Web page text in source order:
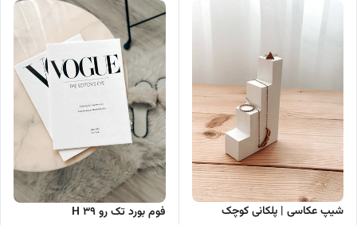
شیپ عکاسی | پلکانی کوچک فوم بورد تک رو H 39